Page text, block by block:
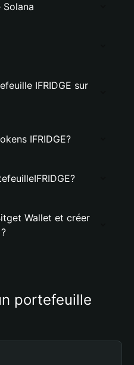
IFRIDGE sur
IFRIDGE?
Wallet et créer
portefeuille